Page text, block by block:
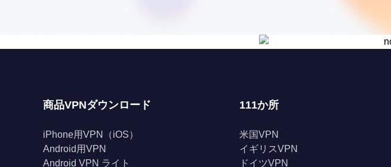
商品VPNダウンロード
iPhone用VPN（iOS）
Android用VPN
Android VPN ライト
111か所
米国VPN
イギリスVPN
ドイツVPN